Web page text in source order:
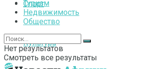
Спорт
Культура
Туризм
Недвижимость
Общество
Нет результатов
Смотреть все результаты